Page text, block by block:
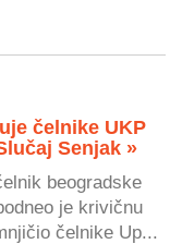
čelnike UKP
Senjak »
beogradske
je krivičnu
čelnike Up...